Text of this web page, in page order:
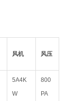
风机 风压
5A4K
W
800
PA